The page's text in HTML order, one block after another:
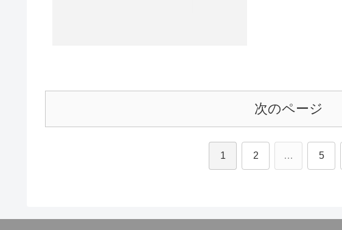
次のページ
1 2 … 5